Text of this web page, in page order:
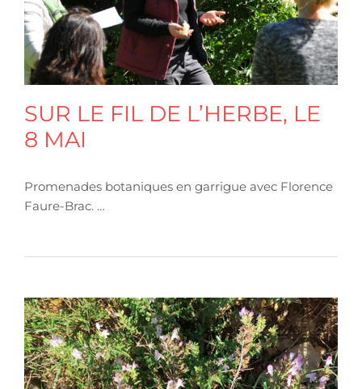
SUR LE FIL DE L’HERBE, LE
8 MAI
Promenades botaniques en garrigue avec Florence
Faure-Brac. …